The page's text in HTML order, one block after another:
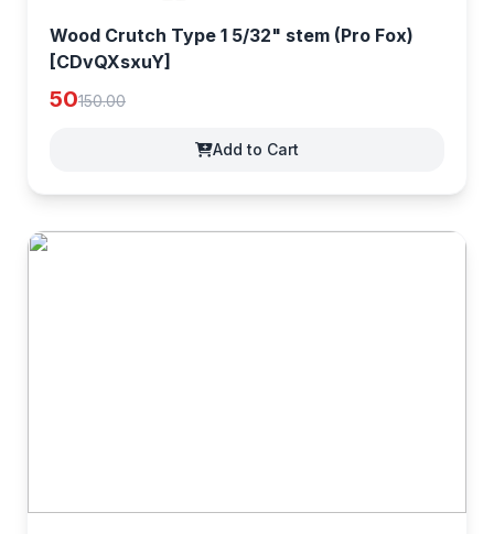
Wood Crutch Type 1 5/32" stem (Pro Fox)
[CDvQXsxuY]
50150.00
Add to Cart